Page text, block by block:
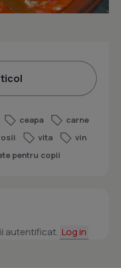
ceapa
carne
vita
vin
pentru copii
autentificat. Log in